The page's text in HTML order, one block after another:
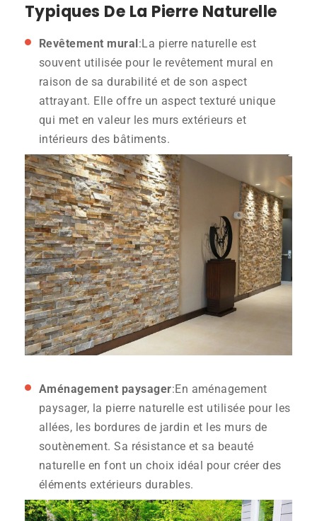
Typiques De La Pierre Naturelle
Revêtement mural:La pierre naturelle est
souvent utilisée pour le revêtement mural en
raison de sa durabilité et de son aspect
attrayant. Elle offre un aspect texturé unique
qui met en valeur les murs extérieurs et
intérieurs des bâtiments.
Aménagement paysager:En aménagement
paysager, la pierre naturelle est utilisée pour les
allées, les bordures de jardin et les murs de
soutènement. Sa résistance et sa beauté
naturelle en font un choix idéal pour créer des
éléments extérieurs durables.